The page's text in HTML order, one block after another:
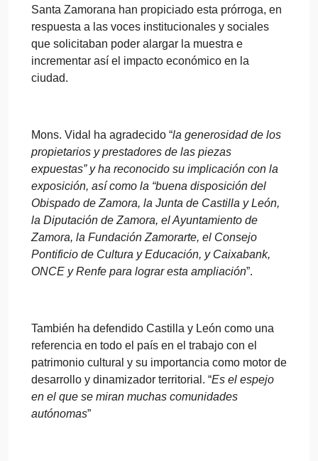
Santa Zamorana han propiciado esta prórroga, en
respuesta a las voces institucionales y sociales
que solicitaban poder alargar la muestra e
incrementar así el impacto económico en la
ciudad.
Mons. Vidal ha agradecido “la generosidad de los
propietarios y prestadores de las piezas
expuestas” y ha reconocido su implicación con la
exposición, así como la “buena disposición del
Obispado de Zamora, la Junta de Castilla y León,
la Diputación de Zamora, el Ayuntamiento de
Zamora, la Fundación Zamorarte, el Consejo
Pontificio de Cultura y Educación, y Caixabank,
ONCE y Renfe para lograr esta ampliación”.
También ha defendido Castilla y León como una
referencia en todo el país en el trabajo con el
patrimonio cultural y su importancia como motor de
desarrollo y dinamizador territorial. “Es el espejo
en el que se miran muchas comunidades
autónomas”